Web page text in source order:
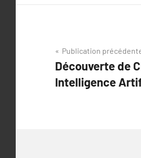
Navigation
de
l’article
Publication
Découverte de
Intelligence